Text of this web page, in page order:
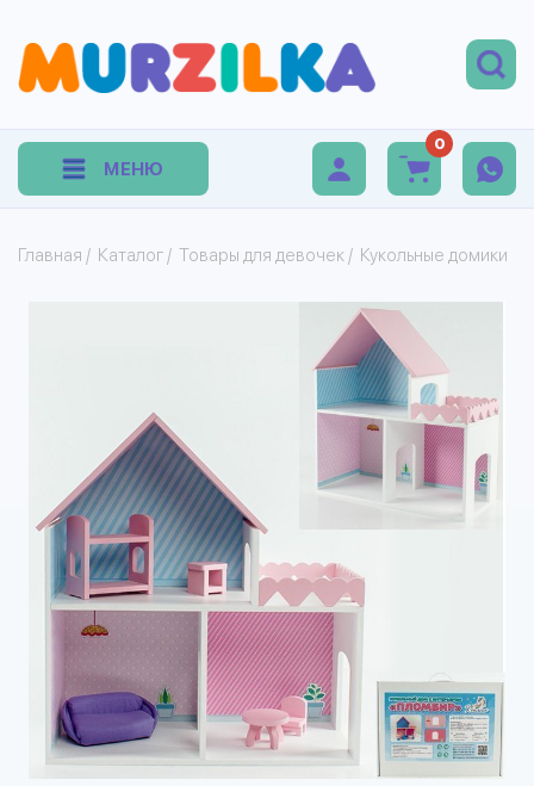
МЕНЮ
0
Главная / Каталог / Товары для девочек / Кукольные домики